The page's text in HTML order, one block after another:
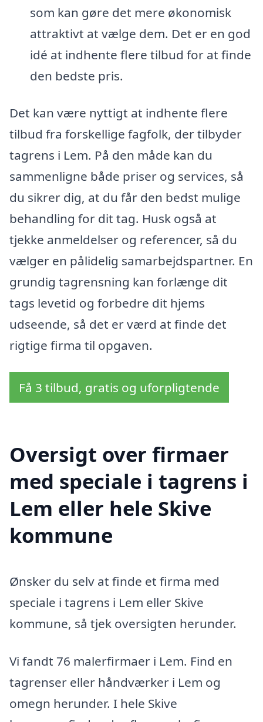
som kan gøre det mere økonomisk
attraktivt at vælge dem. Det er en god
idé at indhente flere tilbud for at finde
den bedste pris.
Det kan være nyttigt at indhente flere
tilbud fra forskellige fagfolk, der tilbyder
tagrens i Lem. På den måde kan du
sammenligne både priser og services, så
du sikrer dig, at du får den bedst mulige
behandling for dit tag. Husk også at
tjekke anmeldelser og referencer, så du
vælger en pålidelig samarbejdspartner. En
grundig tagrensning kan forlænge dit
tags levetid og forbedre dit hjems
udseende, så det er værd at finde det
rigtige firma til opgaven.
Få 3 tilbud, gratis og uforpligtende
Oversigt over firmaer
med speciale i tagrens i
Lem eller hele Skive
kommune
Ønsker du selv at finde et firma med
speciale i tagrens i Lem eller Skive
kommune, så tjek oversigten herunder.
Vi fandt 76 malerfirmaer i Lem. Find en
tagrenser eller håndværker i Lem og
omegn herunder. I hele Skive